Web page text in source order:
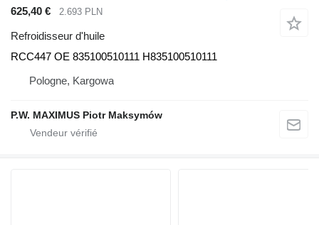
625,40 € 2.693 PLN
Refroidisseur d'huile
RCC447 OE 835100510111 H835100510111
Pologne, Kargowa
P.W. MAXIMUS Piotr Maksymów